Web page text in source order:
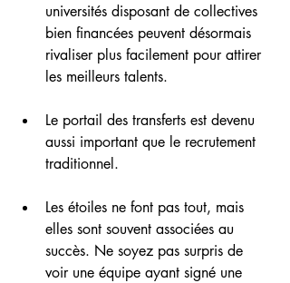
universités disposant de collectives
bien financées peuvent désormais
rivaliser plus facilement pour attirer
les meilleurs talents.
Le portail des transferts est devenu
aussi important que le recrutement
traditionnel.
Les étoiles ne font pas tout, mais
elles sont souvent associées au
succès. Ne soyez pas surpris de
voir une équipe ayant signé une